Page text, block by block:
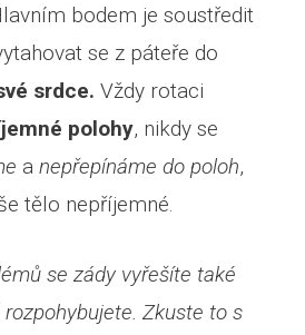
bodem je soustředit
se z páteře do
srdce. Vždy rotaci
polohy, nikdy se
a nepřepínáme do poloh,
tělo nepříjemné.
se zády vyřešíte také
Zkuste to s